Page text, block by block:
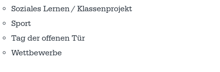
Soziales Lernen / Klassenprojekt
Sport
Tag der offenen Tür
Wettbewerbe